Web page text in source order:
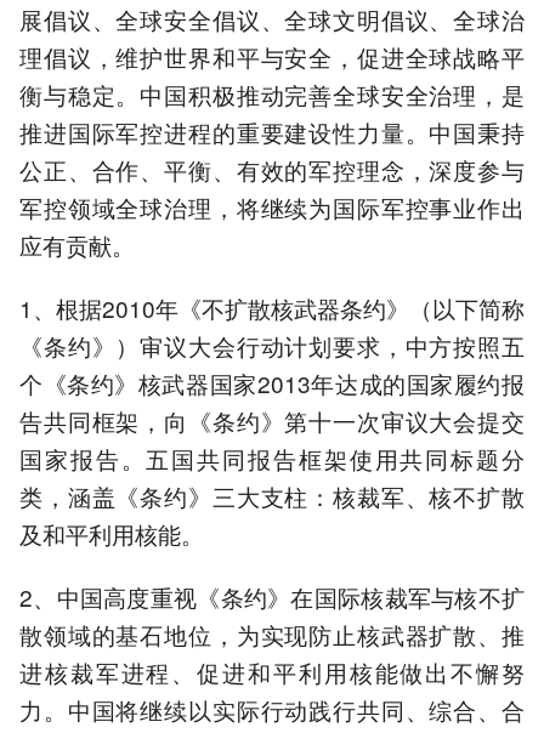
展倡议、全球安全倡议、全球文明倡议、全球治
理倡议，维护世界和平与安全，促进全球战略平
衡与稳定。中国积极推动完善全球安全治理，是
推进国际军控进程的重要建设性力量。中国秉持
公正、合作、平衡、有效的军控理念，深度参与
军控领域全球治理，将继续为国际军控事业作出
应有贡献。
1、根据2010年《不扩散核武器条约》（以下简称
《条约》）审议大会行动计划要求，中方按照五
个《条约》核武器国家2013年达成的国家履约报
告共同框架，向《条约》第十一次审议大会提交
国家报告。五国共同报告框架使用共同标题分
类，涵盖《条约》三大支柱：核裁军、核不扩散
及和平利用核能。
2、中国高度重视《条约》在国际核裁军与核不扩
散领域的基石地位，为实现防止核武器扩散、推
进核裁军进程、促进和平利用核能做出不懈努
力。中国将继续以实际行动践行共同、综合、合